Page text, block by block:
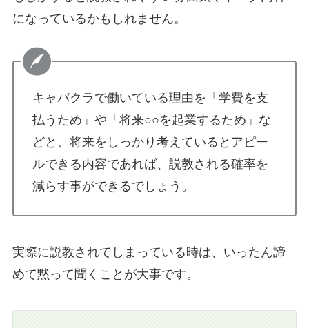
になっているかもしれません。
キャバクラで働いている理由を「学費を支
払うため」や「将来○○を起業するため」な
どと、将来をしっかり考えているとアピー
ルできる内容であれば、説教される確率を
減らす事ができるでしょう。
実際に説教されてしまっている時は、いったん諦
めて黙って聞くことが大事です。